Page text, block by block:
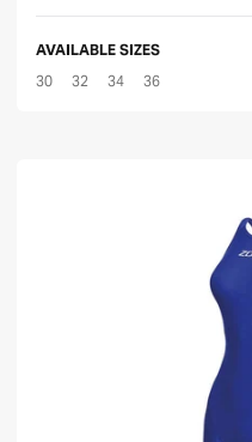
AVAILABLE SIZES
30
32 34 36